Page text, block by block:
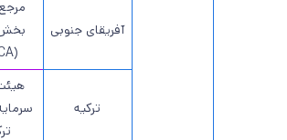
آفریقای جنوبی
(FSCA)
ترکیه